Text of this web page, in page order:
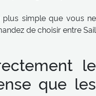
simple que vous ne
de choisir entre Sail
le
que les